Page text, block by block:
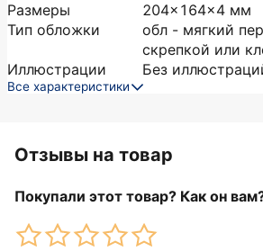
Размеры
204x164x4 мм
Тип обложки
обл - мягкий
скрепкой или
Иллюстрации
Без
Все характеристики
Отзывы на товар
Покупали этот товар? Как он